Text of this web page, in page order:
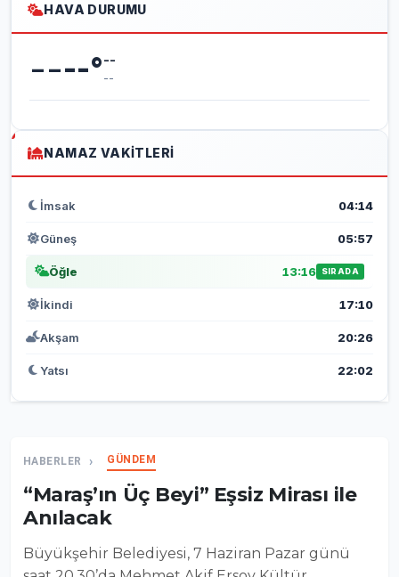
HAVA DURUMU
----°--
--
NAMAZ VAKITLERI
İmsak 04:14
Güneş 05:57
Öğle 13:16 SIRADA
İkindi 17:10
Akşam 20:26
Yatsı 22:02
HABERLER GÜNDEM
“Maraş’ın Üç Beyi” Eşsiz Mirası ile
Anılacak
Büyükşehir Belediyesi, 7 Haziran Pazar günü